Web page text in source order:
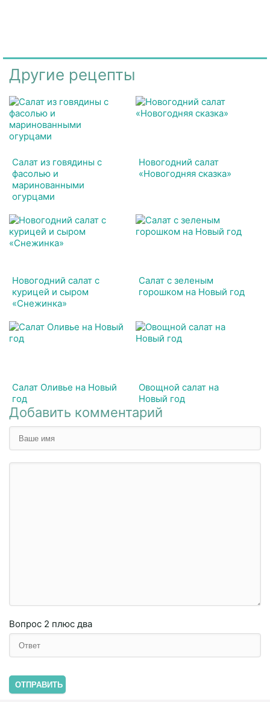
Другие рецепты
Салат из говядины с
фасолью и
маринованными
огурцами
Новогодний салат
«Новогодняя сказка»
Новогодний салат с
курицей и сыром
«Снежинка»
Салат с зеленым
горошком на Новый год
Салат Оливье на Новый
год
Овощной салат на
Новый год
Добавить комментарий
Вопрос 2 плюc двa
ОТПРАВИТЬ